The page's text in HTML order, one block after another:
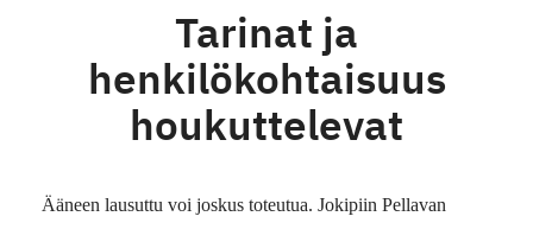
Tarinat ja
henkilökohtaisuus
houkuttelevat
Ääneen lausuttu voi joskus toteutua. Jokipiin Pellavan